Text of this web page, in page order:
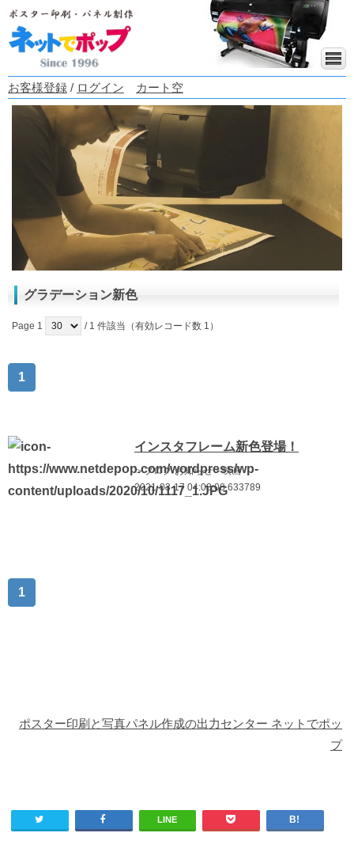
お客様登録 / ログイン カート空
グラデーション新色
Page 1 / 1 件該当（有効レコード数 1）
1
インスタフレーム新色登場！
＞ブログ/お知らせ＞映画
2021-03-17 04:08:08.633789
1
ポスター印刷と写真パネル作成の出力センター ネットでポッ
プ
LINE